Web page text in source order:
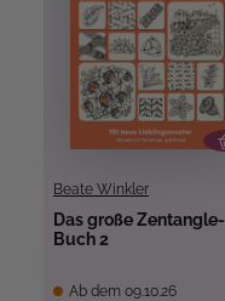
Beate Winkler
Das große Zentangle-
Buch 2
Ab dem 09.10.26